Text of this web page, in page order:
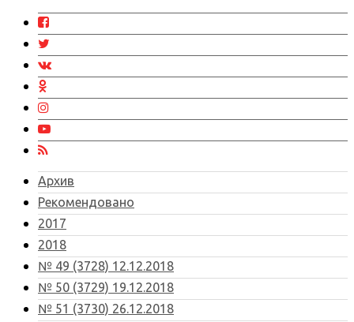
Архив
Рекомендовано
2017
2018
№ 49 (3728) 12.12.2018
№ 50 (3729) 19.12.2018
№ 51 (3730) 26.12.2018